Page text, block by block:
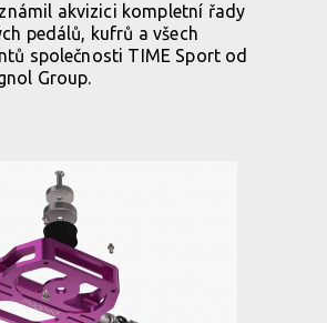
akvizici kompletní řady
pedálů, kufrů a všech
společnosti TIME Sport od
Group.